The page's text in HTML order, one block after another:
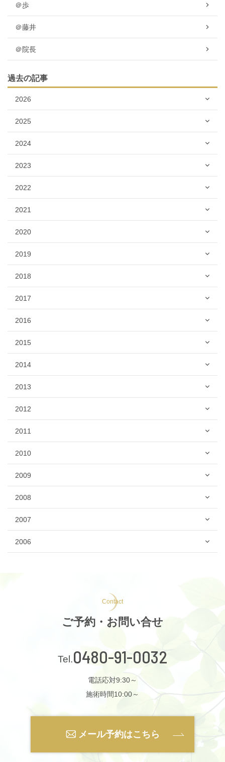
＠歩
＠藤井
＠院長
過去の記事
2026
2025
2024
2023
2022
2021
2020
2019
2018
2017
2016
2015
2014
2013
2012
2011
2010
2009
2008
2007
2006
Contact
ご予約・お問い合せ
0480-91-0032
電話応対9:30～
施術時間10:00～
メール予約はこちら